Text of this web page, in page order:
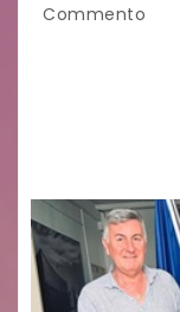
Commento